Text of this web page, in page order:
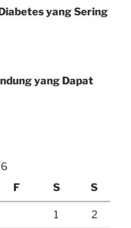
yang Sering
yang Dapat
F S S
1 2